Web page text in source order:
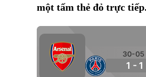
một tấm thẻ đỏ trực tiếp.
30-05
1 - 1